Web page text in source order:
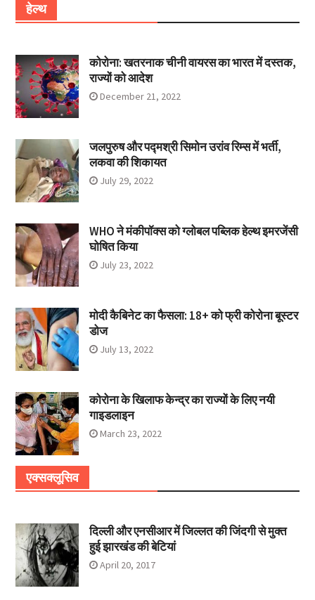
हेल्थ
कोरोना: खतरनाक चीनी वायरस का भारत में दस्तक,
राज्यों को आदेश
December 21, 2022
जलपुरुष और पद्मश्री सिमोन उरांव रिम्स में भर्ती,
लकवा की शिकायत
July 29, 2022
WHO ने मंकीपॉक्स को ग्लोबल पब्लिक हेल्थ इमरजेंसी
घोषित किया
July 23, 2022
मोदी कैबिनेट का फैसला: 18+ को फ्री कोरोना बूस्टर
डोज
July 13, 2022
कोरोना के खिलाफ केन्द्र का राज्यों के लिए नयी
गाइडलाइन
March 23, 2022
एक्सक्लूसिव
दिल्ली और एनसीआर में जिल्लत की जिंदगी से मुक्त
हुई झारखंड की बेटियां
April 20, 2017